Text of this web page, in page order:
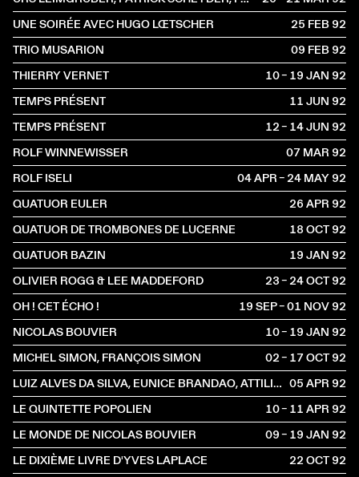
UNE SOIRÉE AVEC HUGO LŒTSCHER
25 FEB1992
TRIO MUSARION
09 FEB1992
THIERRY VERNET
10 – 19 JAN1992
TEMPS PRÉSENT
11 JUN1992
TEMPS PRÉSENT
12 – 14 JUN1992
ROLF WINNEWISSER
07 MAR1992
ROLF ISELI
04 APR – 24 MAY1992
QUATUOR EULER
26 APR1992
QUATUOR DE TROMBONES DE LUCERNE
18 OCT1992
QUATUOR BAZIN
19 JAN1992
OLIVIER ROGG & LEE MADDEFORD
23 – 24 OCT1992
OH ! CET ÉCHO !
19 SEP – 01 NOV1992
NICOLAS BOUVIER
10 – 19 JAN1992
MICHEL SIMON, FRANÇOIS SIMON
02 – 17 OCT1992
LUIZ ALVES DA SILVA, EUNICE BRANDAO, ATTILIO CREMONESI 05 APR1992
LE QUINTETTE POPOLIEN
10 – 11 APR1992
LE MONDE DE NICOLAS BOUVIER
09 – 19 JAN1992
LE DIXIÈME LIVRE D'YVES LAPLACE
22 OCT1992